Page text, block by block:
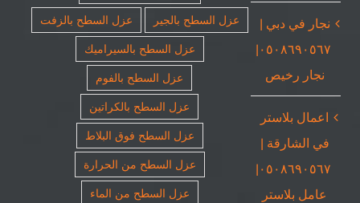
نجار في دبي |
٠٥٠٨٦٩٠٥٦٧|
نجار رخيص
اعمال بلاستر
في الشارقة |
٠٥٠٨٦٩٠٥٦٧|
عامل بلاستر
عزل السطح بالجير
عزل السطح بالزفت
عزل السطح بالسيراميك
عزل السطح بالفوم
عزل السطح بالكراتين
عزل السطح فوق البلاط
عزل السطح من الحرارة
عزل السطح من الماء